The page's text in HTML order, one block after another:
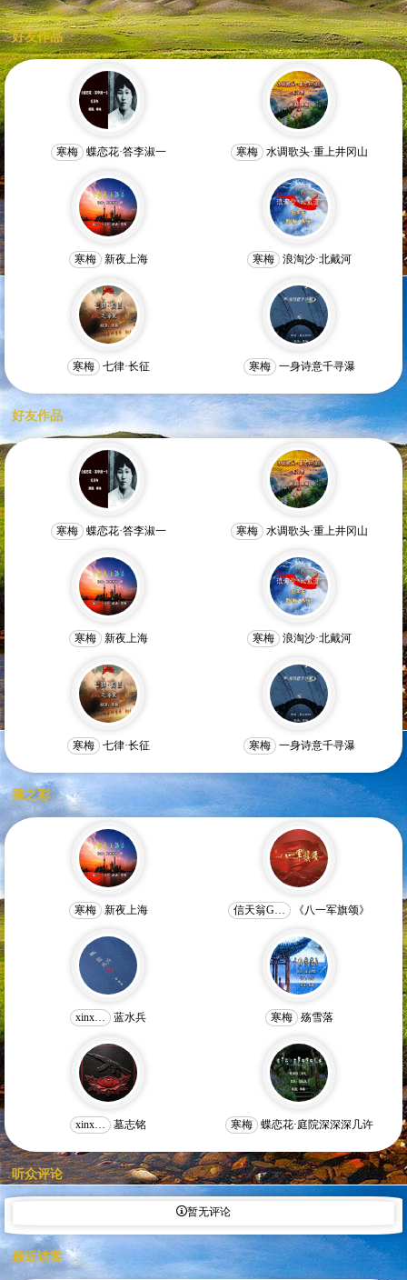
好友作品
寒梅 蝶恋花·答李淑一 寒梅 水调歌头·重上井冈山
寒梅 新夜上海 寒梅 浪淘沙·北戴河
寒梅 七律·长征 寒梅 一身诗意千寻瀑
好友作品
寒梅 蝶恋花·答李淑一 寒梅 水调歌头·重上井冈山
寒梅 新夜上海 寒梅 浪淘沙·北戴河
寒梅 七律·长征 寒梅 一身诗意千寻瀑
播之彩
寒梅 新夜上海 信天翁G… 《八一军旗颂》
xinx… 蓝水兵 寒梅 殇雪落
xinx… 墓志铭 寒梅 蝶恋花·庭院深深深几许
听众评论
暂无评论
最近访客